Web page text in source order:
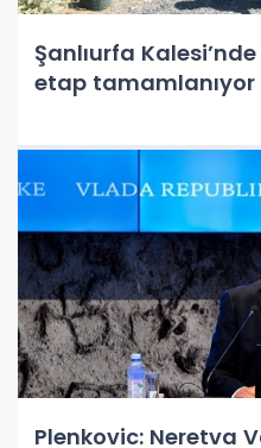
Şanlıurfa
etap tamamlanıyor
Plenkovic: Neretva